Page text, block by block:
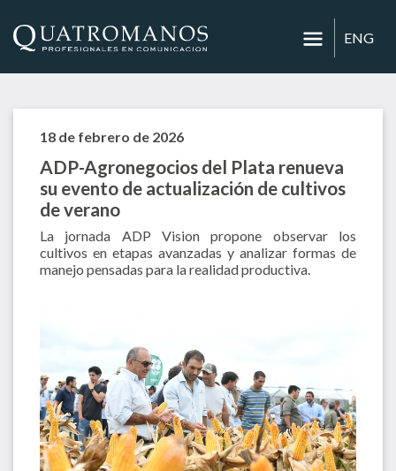
ENG
18 de febrero de 2026
ADP-Agronegocios del Plata renueva
su evento de actualización de cultivos
de verano
La jornada ADP Vision propone observar los
cultivos en etapas avanzadas y analizar formas de
manejo pensadas para la realidad productiva.